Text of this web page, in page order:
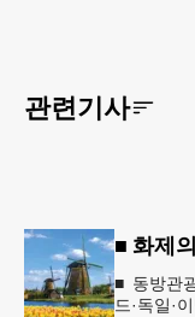
관련기사
■ 동방관
드·독일·